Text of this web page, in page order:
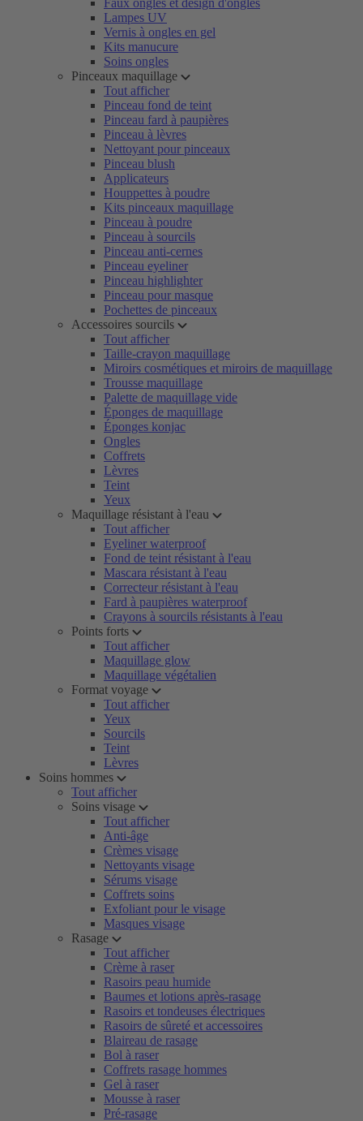
Faux ongles et design d'ongles
Lampes UV
Vernis à ongles en gel
Kits manucure
Soins ongles
Pinceaux maquillage
Tout afficher
Pinceau fond de teint
Pinceau fard à paupières
Pinceau à lèvres
Nettoyant pour pinceaux
Pinceau blush
Applicateurs
Houppettes à poudre
Kits pinceaux maquillage
Pinceau à poudre
Pinceau à sourcils
Pinceau anti-cernes
Pinceau eyeliner
Pinceau highlighter
Pinceau pour masque
Pochettes de pinceaux
Accessoires sourcils
Tout afficher
Taille-crayon maquillage
Miroirs cosmétiques et miroirs de maquillage
Trousse maquillage
Palette de maquillage vide
Éponges de maquillage
Éponges konjac
Ongles
Coffrets
Lèvres
Teint
Yeux
Maquillage résistant à l'eau
Tout afficher
Eyeliner waterproof
Fond de teint résistant à l'eau
Mascara résistant à l'eau
Correcteur résistant à l'eau
Fard à paupières waterproof
Crayons à sourcils résistants à l'eau
Points forts
Tout afficher
Maquillage glow
Maquillage végétalien
Format voyage
Tout afficher
Yeux
Sourcils
Teint
Lèvres
Soins hommes
Tout afficher
Soins visage
Tout afficher
Anti-âge
Crèmes visage
Nettoyants visage
Sérums visage
Coffrets soins
Exfoliant pour le visage
Masques visage
Rasage
Tout afficher
Crème à raser
Rasoirs peau humide
Baumes et lotions après-rasage
Rasoirs et tondeuses électriques
Rasoirs de sûreté et accessoires
Blaireau de rasage
Bol à raser
Coffrets rasage hommes
Gel à raser
Mousse à raser
Pré-rasage